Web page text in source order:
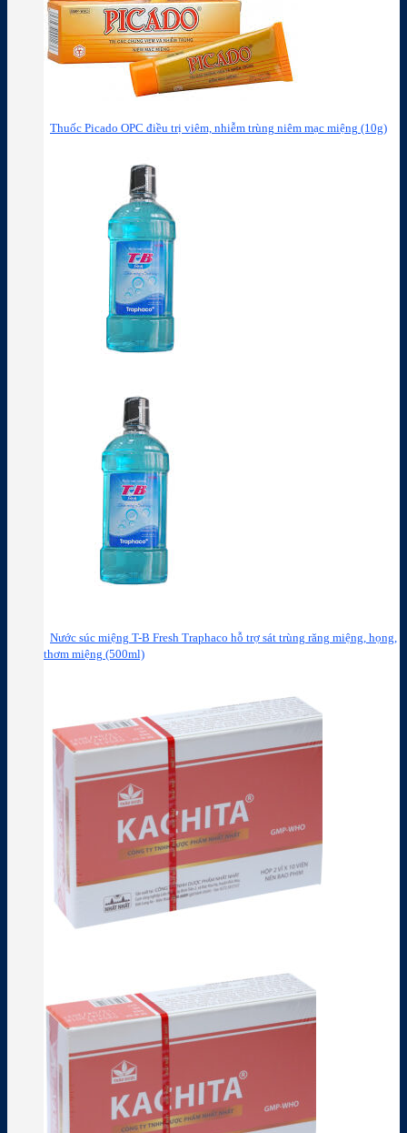
Thuốc Picado OPC điều trị viêm, nhiễm trùng niêm mạc miệng (10g)
Nước súc miệng T-B Fresh Traphaco hỗ trợ sát trùng răng miệng, họng,
thơm miệng (500ml)